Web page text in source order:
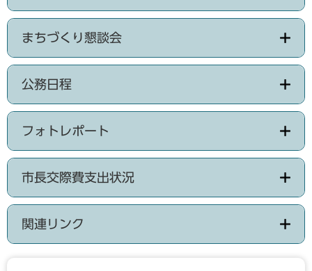
まちづくり懇談会
公務日程
フォトレポート
市長交際費支出状況
関連リンク